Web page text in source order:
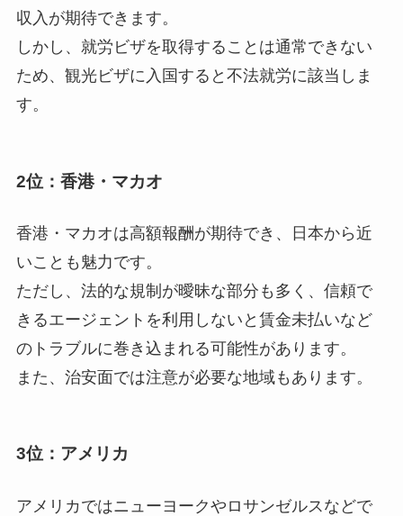
収入が期待できます。
しかし、就労ビザを取得することは通常できない
ため、観光ビザに入国すると不法就労に該当しま
す。
2位：香港・マカオ
香港・マカオは高額報酬が期待でき、日本から近
いことも魅力です。
ただし、法的な規制が曖昧な部分も多く、信頼で
きるエージェントを利用しないと賃金未払いなど
のトラブルに巻き込まれる可能性があります。
また、治安面では注意が必要な地域もあります。
3位：アメリカ
アメリカではニューヨークやロサンゼルスなどで